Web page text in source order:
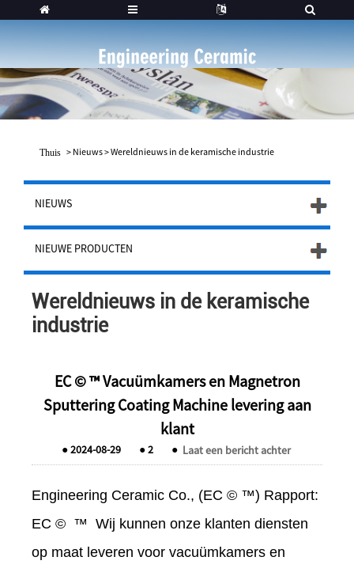
Thuis > Nieuws>Wereldnieuws in de keramische industrie
NIEUWS
NIEUWE PRODUCTEN
Wereldnieuws in de keramische
industrie
EC © ™ Vacuümkamers en Magnetron
Sputtering Coating Machine levering aan
klant
●2024-08-29 ●2 ● Laat een bericht achter
Engineering Ceramic Co., (EC © ™) Rapport:
EC © ™ Wij kunnen onze klanten diensten
op maat leveren voor vacuümkamers en